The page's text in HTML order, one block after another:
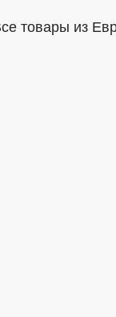
товары из